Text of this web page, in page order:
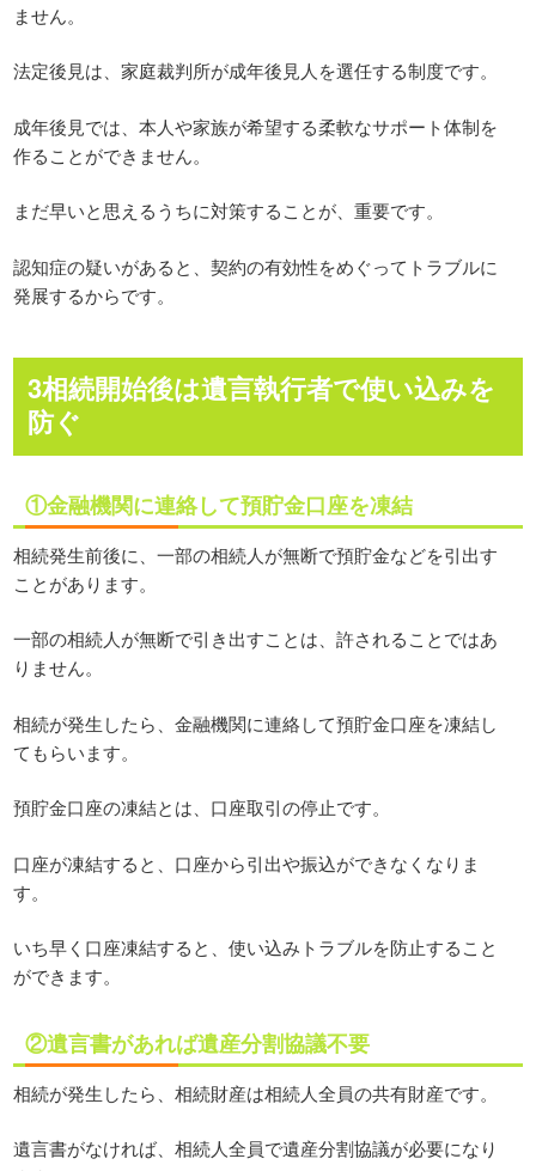
ません。
法定後見は、家庭裁判所が成年後見人を選任する制度です。
成年後見では、本人や家族が希望する柔軟なサポート体制を
作ることができません。
まだ早いと思えるうちに対策することが、重要です。
認知症の疑いがあると、契約の有効性をめぐってトラブルに
発展するからです。
3相続開始後は遺言執行者で使い込みを
防ぐ
①金融機関に連絡して預貯金口座を凍結
相続発生前後に、一部の相続人が無断で預貯金などを引出す
ことがあります。
一部の相続人が無断で引き出すことは、許されることではあ
りません。
相続が発生したら、金融機関に連絡して預貯金口座を凍結し
てもらいます。
預貯金口座の凍結とは、口座取引の停止です。
口座が凍結すると、口座から引出や振込ができなくなりま
す。
いち早く口座凍結すると、使い込みトラブルを防止すること
ができます。
②遺言書があれば遺産分割協議不要
相続が発生したら、相続財産は相続人全員の共有財産です。
遺言書がなければ、相続人全員で遺産分割協議が必要になり